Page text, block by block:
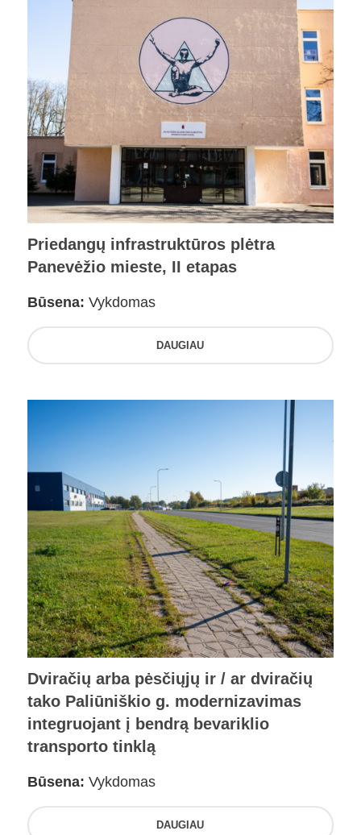
Priedangų infrastruktūros plėtra
Panevėžio mieste, II etapas
Būsena: Vykdomas
DAUGIAU
Dviračių arba pėsčiųjų ir / ar dviračių
tako Paliūniškio g. modernizavimas
integruojant į bendrą bevariklio
transporto tinklą
Būsena: Vykdomas
DAUGIAU